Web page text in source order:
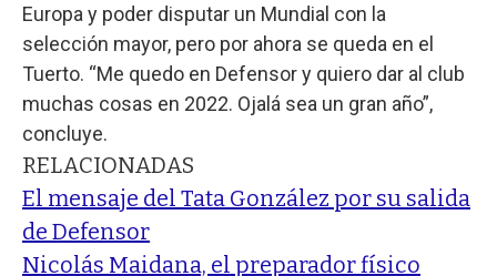
Europa y poder disputar un Mundial con la
selección mayor, pero por ahora se queda en el
Tuerto. “Me quedo en Defensor y quiero dar al club
muchas cosas en 2022. Ojalá sea un gran año”,
concluye.
RELACIONADAS
El mensaje del Tata González por su salida
de Defensor
Nicolás Maidana, el preparador físico